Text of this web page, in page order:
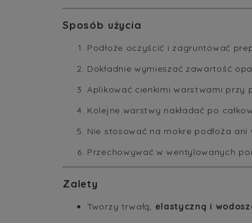
Sposób użycia
Podłoże oczyścić i zagruntować
Dokładnie wymieszać zawartość
Aplikować cienkimi warstwami przy
Kolejne warstwy nakładać po
Nie stosować na mokre podłoża
Przechowywać w wentylowanych
Zalety
Tworzy trwałą, elastyczną i